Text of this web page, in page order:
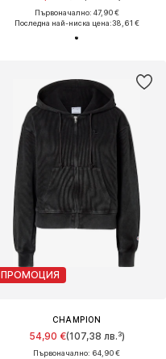
Първоначално: 47,90 €
Последна най-ниска цена:38,61 €
ПРОМОЦИЯ
CHAMPION
54,90 €(107,38 лв.³)
Първоначално: 64,90 €